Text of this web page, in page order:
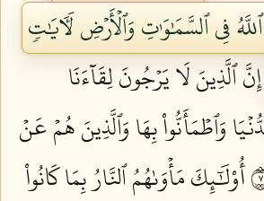
فِي ٱلسَّمَٰوَٰتِ وَٱلۡأَرۡضِ لَأٓيَٰتٖ
إِنَّ ٱلَّذِينَ لَا يَرۡجُونَ لِقَآءَنَا
وَٱطۡمَأَنُّواْ بِهَا وَٱلَّذِينَ هُمۡ عَنۡ
أُوْلَٰٓئِكَ مَأۡوَىٰهُمُ ٱلنَّارُ بِمَا كَانُواْ